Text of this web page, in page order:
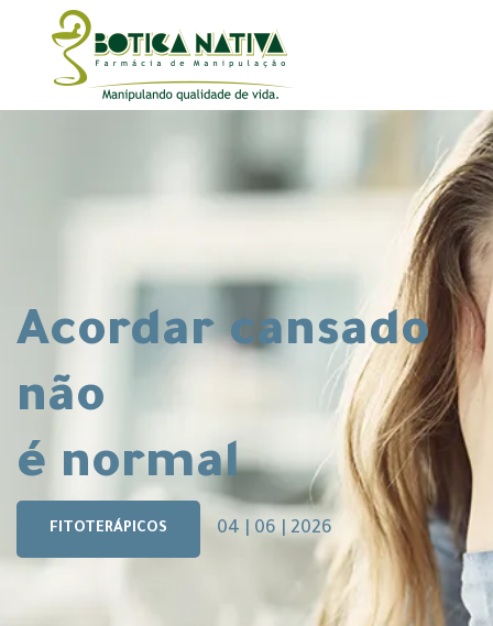
Acordar cansado
não
é normal
FITOTERÁPICOS 04 | 06 | 2026